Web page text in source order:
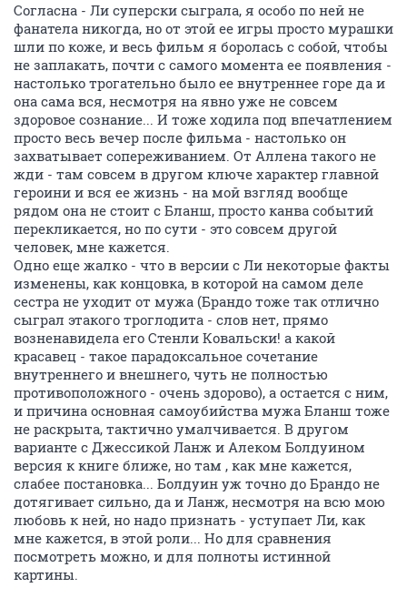
Согласна - Ли суперски сыграла, я особо по ней не
фанатела никогда, но от этой ее игры просто мурашки
шли по коже, и весь фильм я боролась с собой, чтобы
не заплакать, почти с самого момента ее появления -
настолько трогательно было ее внутреннее горе да и
она сама вся, несмотря на явно уже не совсем
здоровое сознание... И тоже ходила под впечатлением
просто весь вечер после фильма - настолько он
захватывает сопереживанием. От Аллена такого не
жди - там совсем в другом ключе характер главной
героини и вся ее жизнь - на мой взгляд вообще
рядом она не стоит с Бланш, просто канва событий
перекликается, но по сути - это совсем другой
человек, мне кажется.
Одно еще жалко - что в версии с Ли некоторые факты
изменены, как концовка, в которой на самом деле
сестра не уходит от мужа (Брандо тоже так отлично
сыграл этакого троглодита - слов нет, прямо
возненавидела его Стенли Ковальски! а какой
красавец - такое парадоксальное сочетание
внутреннего и внешнего, чуть не полностью
противоположного - очень здорово), а остается с ним,
и причина основная самоубийства мужа Бланш тоже
не раскрыта, тактично умалчивается. В другом
варианте с Джессикой Ланж и Алеком Болдуином
версия к книге ближе, но там , как мне кажется,
слабее постановка... Болдуин уж точно до Брандо не
дотягивает сильно, да и Ланж, несмотря на всю мою
любовь к ней, но надо признать - уступает Ли, как
мне кажется, в этой роли... Но для сравнения
посмотреть можно, и для полноты истинной
картины.